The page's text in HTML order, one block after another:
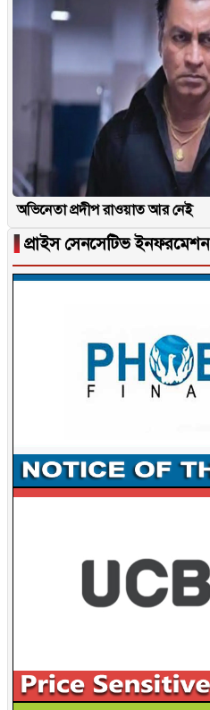
অভিনেতা প্রদীপ রাওয়াত আর নেই
▐ প্রাইস সেনসেটিভ ইনফরমেশন